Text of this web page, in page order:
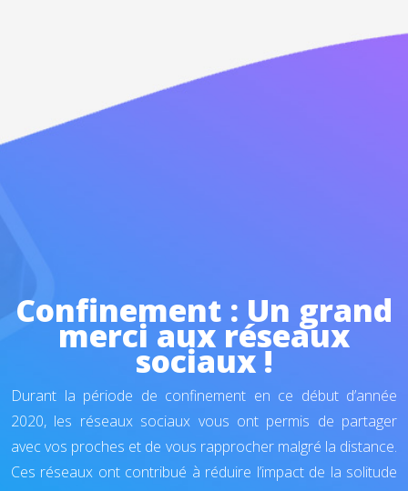
Confinement : Un grand
merci aux réseaux
sociaux !
Durant la période de confinement en ce début d’année
2020, les réseaux sociaux vous ont permis de partager
avec vos proches et de vous rapprocher malgré la distance.
Ces réseaux ont contribué à réduire l’impact de la solitude